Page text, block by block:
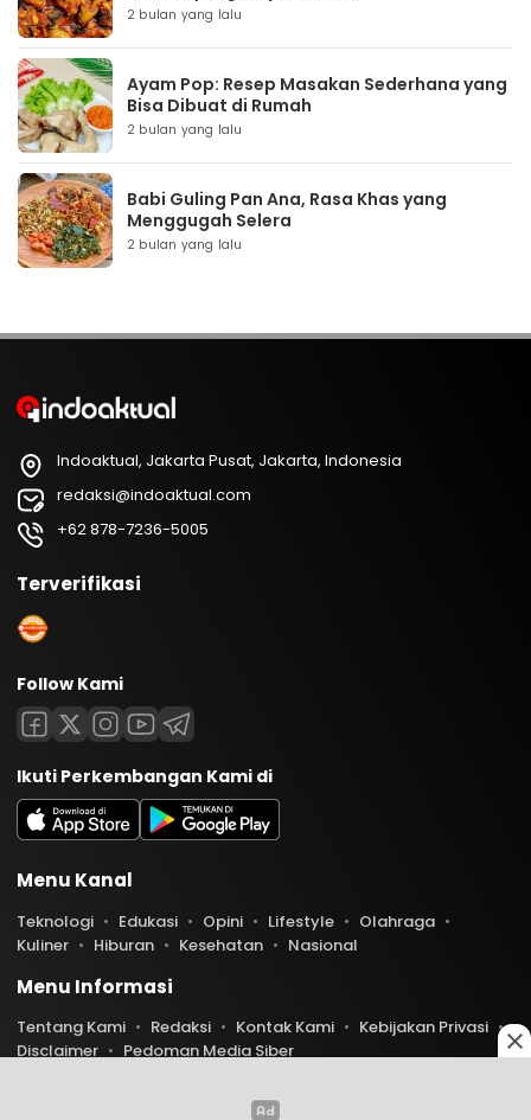
2 bulan yang lalu
Ayam Pop: Resep Masakan Sederhana yang
Bisa Dibuat di Rumah
2 bulan yang lalu
Babi Guling Pan Ana, Rasa Khas yang
Menggugah Selera
2 bulan yang lalu
Indoaktual, Jakarta Pusat, Jakarta, Indonesia
redaksi@indoaktual.com
+62 878-7236-5005
Terverifikasi
Follow Kami
Ikuti Perkembangan Kami di
Menu Kanal
Teknologi Edukasi Opini Lifestyle
Olahraga
Kuliner
Hiburan Kesehatan Nasional
Menu Informasi
Tentang Kami Redaksi Kontak Kami
Kebijakan Privasi
Disclaimer
Pedoman Media Siber